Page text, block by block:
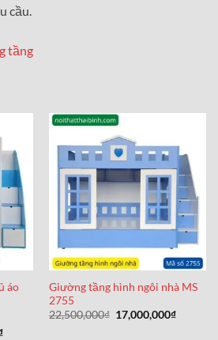
cầu.
tầng
áo
Giá
Giường tầng hình ngôi nhà MS
2755
22,500,000₫ Giá
gốc
17,000,000₫Giá